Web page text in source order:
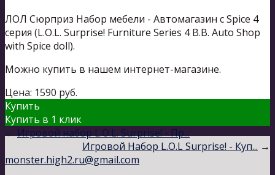
ЛОЛ Сюрприз Набор мебели - Автомагазин с Spice 4
серия (L.O.L. Surprise! Furniture Series 4 B.B. Auto Shop
with Spice doll).
Можно купить в нашем интернет-магазине.
Цена: 1590 руб.
Купить
Купить в 1 клик
←Игровой набор L.O.L. Surprise! - Пр...
Игровой Набор L.O.L Surprise! - Куп... →
monster.high2.ru@gmail.com